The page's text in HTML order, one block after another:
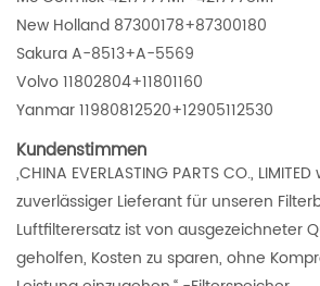
New Holland 87300178+87300180
Sakura A-8513+A-5569
Volvo 11802804+11801160
Yanmar 11980812520+12905112530
Kundenstimmen
„CHINA EVERLASTING PARTS CO.,
zuverlässiger Lieferant für unseren
Luftfilterersatz ist von ausgezeichneter
geholfen, Kosten zu sparen, ohne